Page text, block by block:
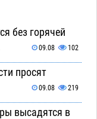
без горячей
09.08 102
просят
09.08 219
высадятся в